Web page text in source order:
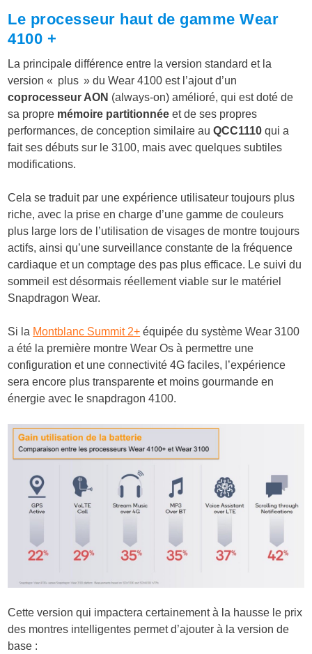
Le processeur haut de gamme Wear
4100 +
La principale différence entre la version standard et la
version « plus » du Wear 4100 est l’ajout d’un
coprocesseur AON (always-on) amélioré, qui est doté de
sa propre mémoire partitionnée et de ses propres
performances, de conception similaire auQCC1110 qui a
fait ses débuts sur le 3100, mais avec quelques subtiles
modifications.
Cela se traduit par une expérience utilisateur toujours plus
riche, avec la prise en charge d’une gamme de couleurs
plus large lors de l’utilisation de visages de montre toujours
actifs, ainsi qu’une surveillance constante de la fréquence
cardiaque et un comptage des pas plus efficace. Le suivi du
sommeil est désormais réellement viable sur le matériel
Snapdragon Wear.
Si la Montblanc Summit 2+ équipée du système Wear 3100
a été la première montre Wear Os à permettre une
configuration et une connectivité 4G faciles, l’expérience
sera encore plus transparente et moins gourmande en
énergie avec le snapdragon 4100.
Cette version qui impactera certainement à la hausse le prix
des montres intelligentes permet d’ajouter à la version de
base :